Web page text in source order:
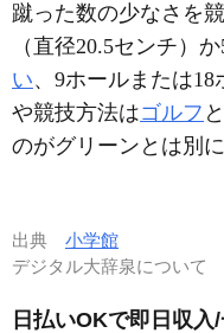
蹴った数の少なさを
（直径20.5センチ）
い、9ホールまたは
や競技方法はゴルフ
のがグリーンとは別
出典 小学館
デジタル大辞泉について
日払いOKで即日収